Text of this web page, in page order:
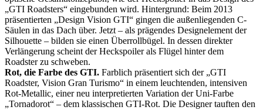
„GTI Roadsters“ eingebunden wird. Hintergrund: Beim 2013
präsentierten „Design Vision GTI“ gingen die außenliegenden C-
Säulen in das Dach über. Jetzt – als prägendes Designelement der
Silhouette – bilden sie einen Überrollbügel. In dessen direkter
Verlängerung scheint der Heckspoiler als Flügel hinter dem
Roadster zu schweben.
Rot, die Farbe des GTI. Farblich präsentiert sich der „GTI
Roadster, Vision Gran Turismo“ in einem leuchtenden, intensiven
Rot-Metallic, einer neu interpretierten Variation der Uni-Farbe
„Tornadorot“ – dem klassischen GTI-Rot. Die Designer tauften den